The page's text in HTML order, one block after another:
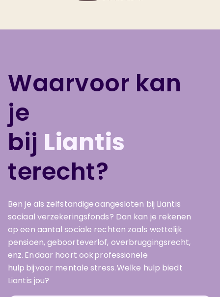
Waarvoor kan
je
bij Liantis
terecht?
Ben je als zelfstandige aangesloten bij Liantis
sociaal verzekeringsfonds? Dan kan je rekenen
op een aantal sociale rechten zoals wettelijk
pensioen, geboorteverlof, overbruggingsrecht,
enz. En daar hoort ook professionele
hulp bij voor mentale stress. Welke hulp biedt
Liantis jou?